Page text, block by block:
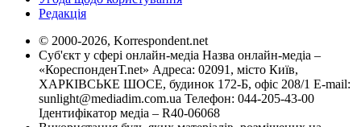
Редакція
© 2000-2026, Korrespondent.net
Суб'єкт у сфері онлайн-медіа Назва онлайн-медіа –
«КореспонденТ.net» Адреса: 02091, місто Київ,
ХАРКІВСЬКЕ ШОСЕ, будинок 172-Б, офіс 208/1 E-mail:
sunlight@mediadim.com.ua Телефон: 044-205-43-00
Ідентифікатор медіа – R40-06068